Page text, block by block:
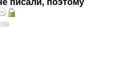
писали, поэтому